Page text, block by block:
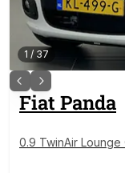
1 / 37
Fiat Panda
0.9 TwinAir Lounge